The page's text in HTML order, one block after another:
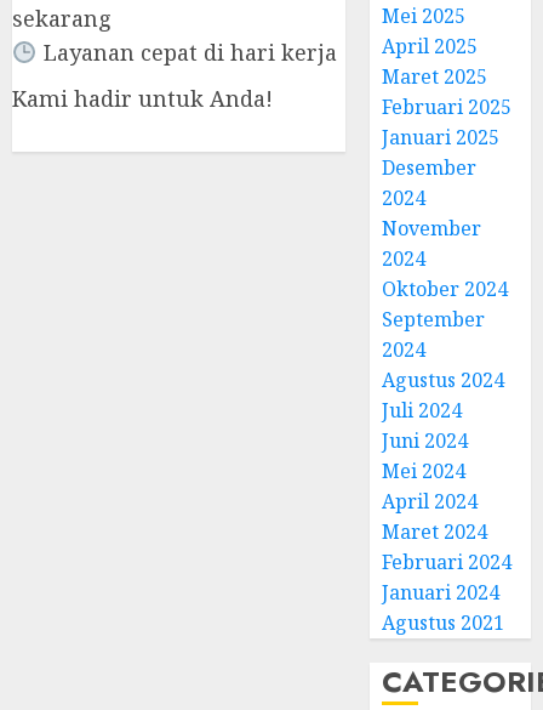
sekarang
Layanan cepat di hari kerja
Kami hadir untuk Anda!
Mei 2025
April 2025
Maret 2025
Februari 2025
Januari 2025
Desember
2024
November
2024
Oktober 2024
September
2024
Agustus 2024
Juli 2024
Juni 2024
Mei 2024
April 2024
Maret 2024
Februari 2024
Januari 2024
Agustus 2021